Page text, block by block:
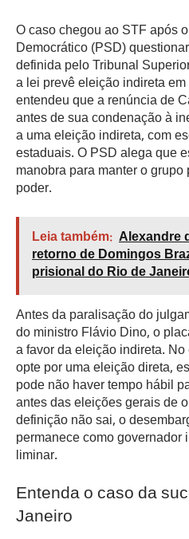
O caso chegou ao STF após
Democrático (PSD)
definida pelo Tribunal
a lei prevê eleição indireta
entendeu que a renúncia de
antes de sua condenação à
a uma eleição indireta, com
estaduais. O PSD alega que
manobra para manter o
poder.
Leia também: Alexandre
retorno de Domingos
prisional do Rio de
Antes da paralisação do
do ministro Flávio Dino, o
a favor da eleição indireta.
opte por uma eleição direta,
pode não haver tempo hábil
antes das eleições gerais de
definição não sai, o
permanece como governador
liminar.
Entenda o caso da
Janeiro